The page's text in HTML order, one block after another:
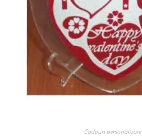
Cadouri personalizate